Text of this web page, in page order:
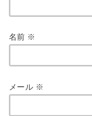
名前 ※
メール ※